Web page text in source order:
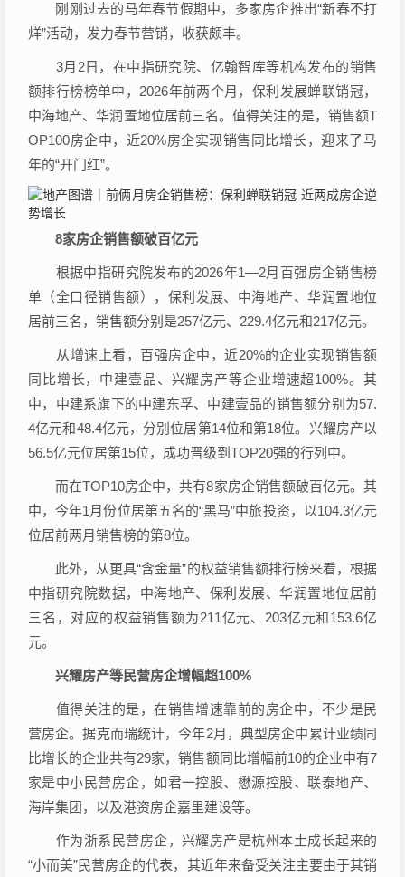
刚刚过去的马年春节假期中，多家房企推出“新春不打
烊”活动，发力春节营销，收获颇丰。
3月2日，在中指研究院、亿翰智库等机构发布的销售
额排行榜榜单中，2026年前两个月， 保利发展蝉联销冠，
中海地产、华润置地位居前三名。值得关注的是，销售额T
OP100房企中，近20%房企实现销售同比增长，迎来了马
年的“开门红”。
8家房企销售额破百亿元
根据中指研究院发布的2026年1—2月百强房企销售榜
单（全口径销售额）， 保利发展、中海地产、华润置地位
居前三名，销售额分别是257亿元、229.4亿元和217亿元。
从增速上看，百强房企中，近20%的企业实现销售额
同比增长，中建壹品、兴耀房产等企业增速超100%。其
中，中建系旗下的中建东孚、中建壹品的销售额分别为57.
4亿元和48.4亿元，分别位居第14位和第18位。兴耀房产以
56.5亿元位居第15位，成功晋级到TOP20强的行列中。
而在TOP10房企中，共有8家房企销售额破百亿元。其
中，今年1月份位居第五名的“黑马”中旅投资，以104.3亿元
位居前两月销售榜的第8位。
此外，从更具“含金量”的权益销售额排行榜来看，根据
中指研究院数据，中海地产、 保利发展、华润置地位居前
三名，对应的权益销售额为211亿元、203亿元和153.6亿
元。
兴耀房产等民营房企增幅超100%
值得关注的是，在销售增速靠前的房企中，不少是民
营房企。据克而瑞统计，今年2月，典型房企中累计业绩同
比增长的企业共有29家，销售额同比增幅前10的企业中有7
家是中小民营房企，如君一控股、懋源控股、联泰地产、
海岸集团，以及港资房企嘉里建设等。
作为浙系民营房企，兴耀房产是杭州本土成长起来的
“小而美”民营房企的代表，其近年来备受关注主要由于其销